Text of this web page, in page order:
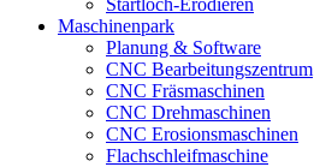
Maschinenpark
Planung & Software
CNC Bearbeitungszentrum
CNC Fräsmaschinen
CNC Drehmaschinen
CNC Erosionsmaschinen
Flachschleifmaschine